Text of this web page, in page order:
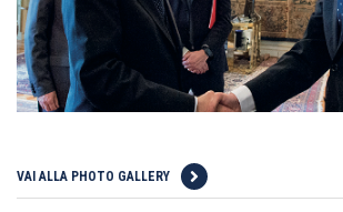
VAI ALLA PHOTO GALLERY